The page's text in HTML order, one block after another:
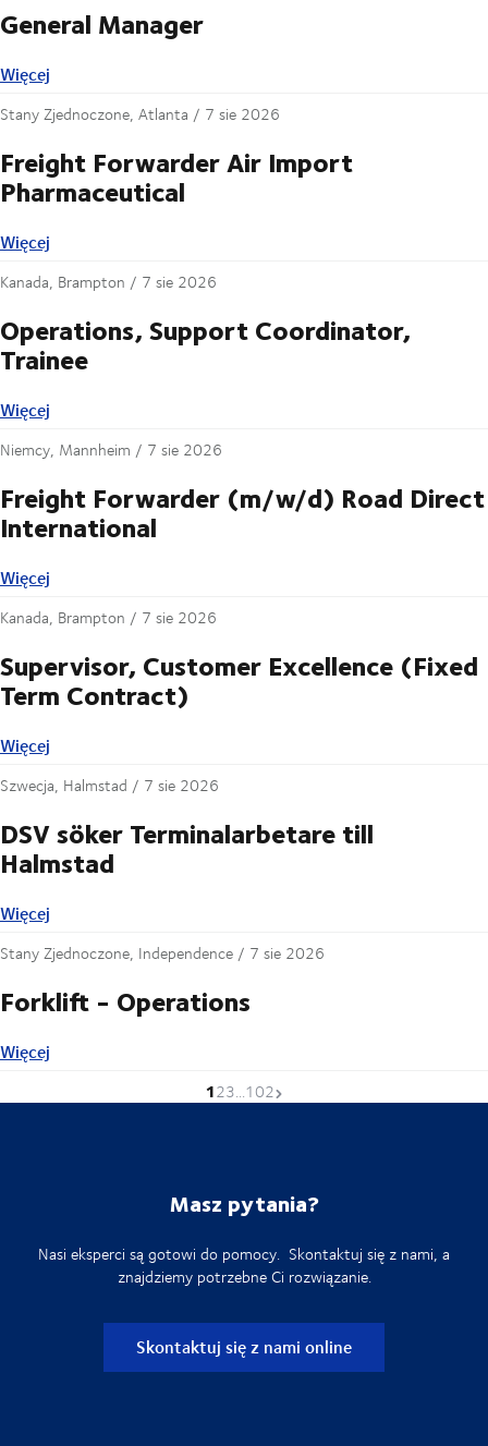
General Manager
Więcej
Więcej
Stany Zjednoczone, Atlanta / 7 sie 2026
Freight Forwarder Air Import
Pharmaceutical
Więcej
Więcej
Kanada, Brampton / 7 sie 2026
Operations, Support Coordinator,
Trainee
Więcej
Więcej
Niemcy, Mannheim / 7 sie 2026
Freight Forwarder (m/w/d) Road Direct
International
Więcej
Więcej
Kanada, Brampton / 7 sie 2026
Supervisor, Customer Excellence (Fixed
Term Contract)
Więcej
Więcej
Szwecja, Halmstad / 7 sie 2026
DSV söker Terminalarbetare till
Halmstad
Więcej
Więcej
Stany Zjednoczone, Independence / 7 sie 2026
Forklift - Operations
Więcej
Więcej
Obecna strona
1Idź do stronyh
2Idź do stronyh
3...Idź do stronyh
102Następna strona
Masz pytania?
Nasi eksperci są gotowi do pomocy. Skontaktuj się z nami, a
znajdziemy potrzebne Ci rozwiązanie.
Skontaktuj się z nami online